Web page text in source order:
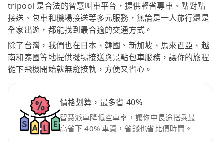
tripool 是合法的智慧叫車平台，提供輕省專車、點對點
接送、包車和機場接送等多元服務，無論是一人旅行還是
全家出遊，都能找到最合適的交通方式。
除了台灣，我們也在日本、韓國、新加坡、馬來西亞、越
南和泰國等地提供機場接送與景點包車服務，讓你的旅程
從下飛機開始就無縫接軌，方便又省心。
價格划算，最多省 40%
智慧派車降低空車率，讓你中長途搭乘最
高省下 40% 車資，省錢也省比價時間。